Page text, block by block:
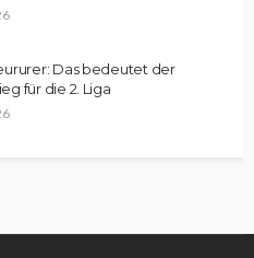
Das bedeutet der
für die 2. Liga